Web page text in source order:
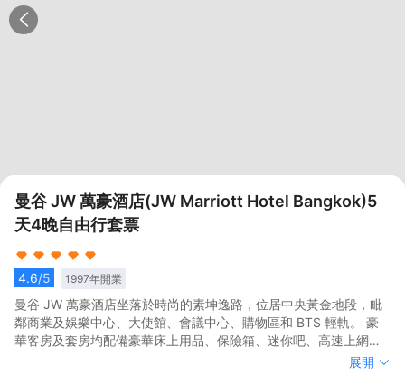
曼谷 JW 萬豪酒店(JW Marriott Hotel Bangkok)5
天4晚自由行套票
4.6/5 1997年開業
曼谷 JW 萬豪酒店坐落於時尚的素坤逸路，位居中央黃金地段，毗
鄰商業及娛樂中心、大使館、會議中心、購物區和 BTS 輕軌。 豪
華客房及套房均配備豪華床上用品、保險箱、迷你吧、高速上網、
全新遙控 Jack Pack 即插即用系統。 屢獲殊榮的萬豪咖啡餐廳
曼谷 JW 萬豪酒店坐落於時尚的素坤逸路，位居中央黃金地段，毗
展開